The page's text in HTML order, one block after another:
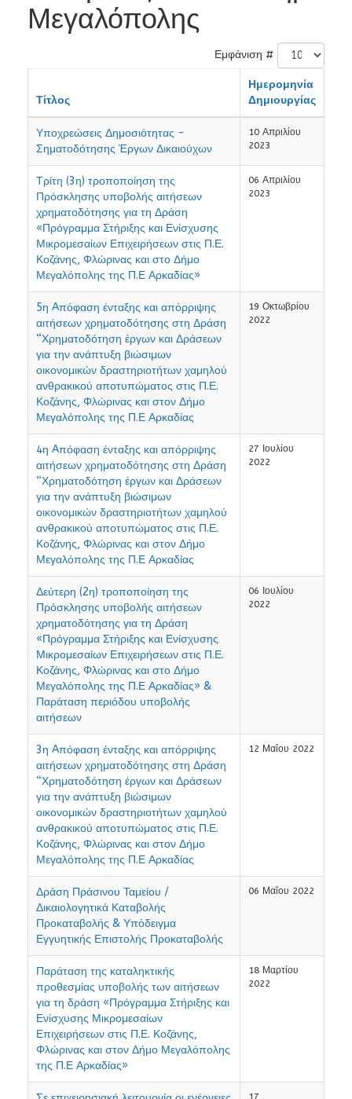
Μεγαλόπολης
Εμφάνιση #
Τίτλος
Ημερομηνία
Δημιουργίας
Υποχρεώσεις Δημοσιότητας -
Σηματοδότησης Έργων Δικαιούχων
10 Απριλίου
2023
Τρίτη (3η) τροποποίηση της
Πρόσκλησης υποβολής αιτήσεων
χρηματοδότησης για τη Δράση
«Πρόγραμμα Στήριξης και Ενίσχυσης
Μικρομεσαίων Επιχειρήσεων στις Π.Ε.
Κοζάνης, Φλώρινας και στο Δήμο
Μεγαλόπολης της Π.Ε Αρκαδίας»
06 Απριλίου
2023
5η Aπόφαση ένταξης και απόρριψης
αιτήσεων χρηματοδότησης στη Δράση
“Χρηματοδότηση έργων και Δράσεων
για την ανάπτυξη βιώσιμων
οικονομικών δραστηριοτήτων χαμηλού
ανθρακικού αποτυπώματος στις Π.Ε.
Κοζάνης, Φλώρινας και στον Δήμο
Μεγαλόπολης της Π.Ε Αρκαδίας
19 Οκτωβρίου
2022
4η Aπόφαση ένταξης και απόρριψης
αιτήσεων χρηματοδότησης στη Δράση
“Χρηματοδότηση έργων και Δράσεων
για την ανάπτυξη βιώσιμων
οικονομικών δραστηριοτήτων χαμηλού
ανθρακικού αποτυπώματος στις Π.Ε.
Κοζάνης, Φλώρινας και στον Δήμο
Μεγαλόπολης της Π.Ε Αρκαδίας
27 Ιουλίου
2022
Δεύτερη (2η) τροποποίηση της
Πρόσκλησης υποβολής αιτήσεων
χρηματοδότησης για τη Δράση
«Πρόγραμμα Στήριξης και Ενίσχυσης
Μικρομεσαίων Επιχειρήσεων στις Π.Ε.
Κοζάνης, Φλώρινας και στο Δήμο
Μεγαλόπολης της Π.Ε Αρκαδίας» &
Παράταση περιόδου υποβολής
αιτήσεων
06 Ιουλίου
2022
3η Aπόφαση ένταξης και απόρριψης
αιτήσεων χρηματοδότησης στη Δράση
“Χρηματοδότηση έργων και Δράσεων
για την ανάπτυξη βιώσιμων
οικονομικών δραστηριοτήτων χαμηλού
ανθρακικού αποτυπώματος στις Π.Ε.
Κοζάνης, Φλώρινας και στον Δήμο
Μεγαλόπολης της Π.Ε Αρκαδίας
12 Μαΐου 2022
Δράση Πράσινου Ταμείου /
Δικαιολογητικά Καταβολής
Προκαταβολής & Υπόδειγμα
Εγγυητικής Επιστολής Προκαταβολής
06 Μαΐου 2022
Παράταση της καταληκτικής
προθεσμίας υποβολής των αιτήσεων
για τη δράση «Πρόγραμμα Στήριξης και
Ενίσχυσης Μικρομεσαίων
Επιχειρήσεων στις Π.Ε. Κοζάνης,
Φλώρινας και στον Δήμο Μεγαλόπολης
της Π.Ε Αρκαδίας»
18 Μαρτίου
2022
17